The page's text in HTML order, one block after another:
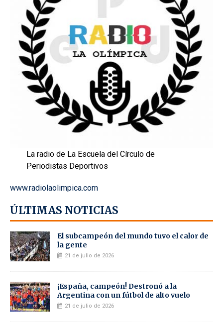
La radio de La Escuela del Círculo de
Periodistas Deportivos
www.radiolaolimpica.com
ÚLTIMAS NOTICIAS
El subcampeón del mundo tuvo el calor de
la gente
21 de julio de 2026
¡España, campeón! Destronó a la
Argentina con un fútbol de alto vuelo
21 de julio de 2026